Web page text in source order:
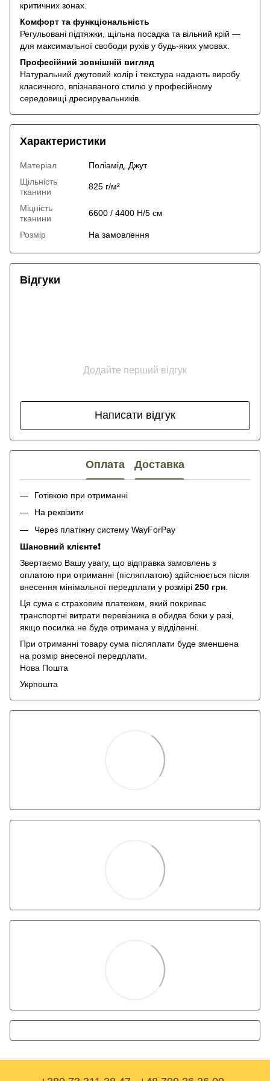
критичних зонах.
Комфорт та функціональність
Регульовані підтяжки, щільна посадка та вільний крій —
для максимальної свободи рухів у будь-яких умовах.
Професійний зовнішній вигляд
Натуральний джутовий колір і текстура надають виробу
класичного, впізнаваного стилю у професійному
середовищі дресирувальників.
Характеристики
Матеріал
Поліамід, Джут
Щільність
тканини
825 г/м²
Міцність
тканини
6600 / 4400 Н/5 см
Розмір На замовлення
Відгуки
Додайте перший відгук
Написати відгук
Оплата Доставка
Готівкою при отриманні
На реквізити
Через платіжну систему WayForPay
Шановний клієнте❗️
Звертаємо Вашу увагу, що відправка замовлень з
оплатою при отриманні (післяплатою) здійснюється після
внесення мінімальної передплати у розмірі 250 грн
Ця сума є страховим платежем, який покриває
транспортні витрати перевізника в обидва боки у разі,
якщо посилка не буде отримана у відділенні.
При отриманні товару сума післяплати буде зменшена
на розмір внесеної передплати.
Нова Пошта
Укрпошта